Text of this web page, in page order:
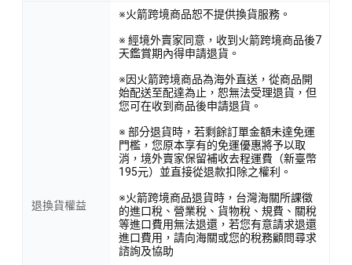
退換貨權益
※火箭跨境商品恕不提供換貨服務。
※ 經境外賣家同意，收到火箭跨境商品後7
天鑑賞期內得申請退貨。
※因火箭跨境商品為海外直送，從商品開
始配送至配達為止，恕無法受理退貨，但
您可在收到商品後申請退貨。
※ 部分退貨時，若剩餘訂單金額未達免運
門檻，您原本享有的免運優惠將予以取
消，境外賣家保留補收去程運費（新臺幣
195元）並直接從退款扣除之權利。
※火箭跨境商品退貨時，台灣海關所課徵
的進口稅、營業稅、貨物稅、規費、關稅
等進口費用無法退還，若您有意請求退還
進口費用，請向海關或您的稅務顧問尋求
諮詢及協助